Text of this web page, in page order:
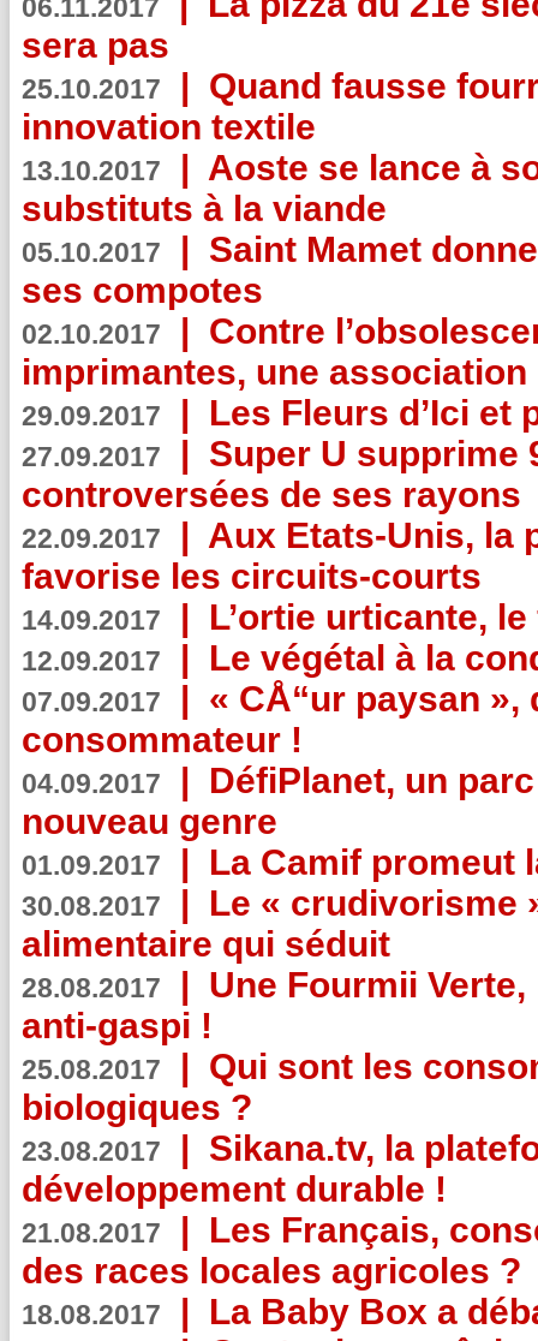
06.11.2017
sera pas
25.10.2017 | Quand fausse
innovation textile
13.10.2017 | Aoste se lance à
substituts à la viande
05.10.2017 | Saint Mamet
ses compotes
02.10.2017 | Contre
imprimantes, une
29.09.2017 | Les Fleurs d’Ici et
27.09.2017 | Super U supprime
controversées de ses rayons
22.09.2017 | Aux Etats-Unis, la
favorise les circuits-courts
14.09.2017 | L’ortie urticante,
12.09.2017 | Le végétal à la
07.09.2017 | « CÅ“ur paysan
consommateur !
04.09.2017 | DéfiPlanet, un
nouveau genre
01.09.2017 | La Camif promeut
30.08.2017 | Le « crudivorisme
alimentaire qui séduit
28.08.2017 | Une Fourmii
anti-gaspi !
25.08.2017 | Qui sont les
biologiques ?
23.08.2017 | Sikana.tv, la
développement durable !
21.08.2017 | Les Français,
des races locales agricoles ?
18.08.2017 | La Baby Box a